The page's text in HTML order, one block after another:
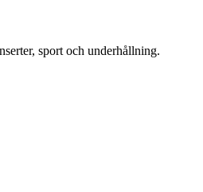
sport och underhållning.